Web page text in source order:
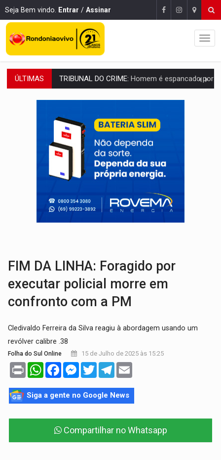
Seja Bem vindo. Entrar / Assinar
ÚLTIMAS VÍDEO:Perseguição é registrada no shopping após colombiana furtar
LUDOPATIA:Apostas online começam a afetar produtividade e rotina
REFLORESTAMENTO:Plantar árvores não será mais suficiente para
OVNIS NA LUA: Cientistas alertam para possível base secreta no satélite
ACABOU COM PEUGEOT:Incêndio destrói carro que era rebocado para oficina
VÍDEO:Ladrão é filmado furtando moto na frente do bar
BOLSAS DE PESQUISA: Iniciativa Amazônia+10 lança chamada para fortalecer
FIM DA LINHA: Foragido por
executar policial morre em
confronto com a PM
Cledivaldo Ferreira da Silva reagiu à abordagem usando um
revólver calibre .38
Folha do Sul Online 15 de Julho de 2025 às 15:25
Print WhatsAppFacebookMessenger
TwitterTelegram
Siga a gente no Google News
Compartilhar no Whatsapp